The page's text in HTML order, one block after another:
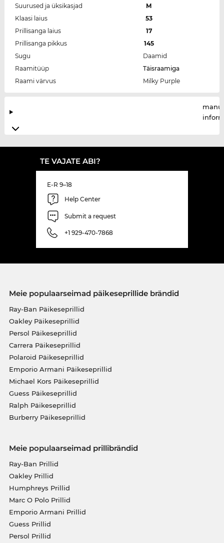
Suurused ja üksikasjad
M
Klaasi laius
53
Prillisanga laius
17
Prillisanga pikkus
145
Sugu
Daamid
Raamitüüp
Täisraamiga
Raami värvus
Milky Purple
TE VAJATE ABI?
E-R 9–18
Help Center
Submit a request
+1 929-470-7868
Meie populaarseimad päikeseprillide brändid
Ray-Ban Päikeseprillid
Oakley Päikeseprillid
Persol Päikeseprillid
Carrera Päikeseprillid
Polaroid Päikeseprillid
Emporio Armani Päikeseprillid
Michael Kors Päikeseprillid
Guess Päikeseprillid
Ralph Päikeseprillid
Burberry Päikeseprillid
Meie populaarseimad prillibrändid
Ray-Ban Prillid
Oakley Prillid
Humphreys Prillid
Marc O Polo Prillid
Emporio Armani Prillid
Guess Prillid
Persol Prillid